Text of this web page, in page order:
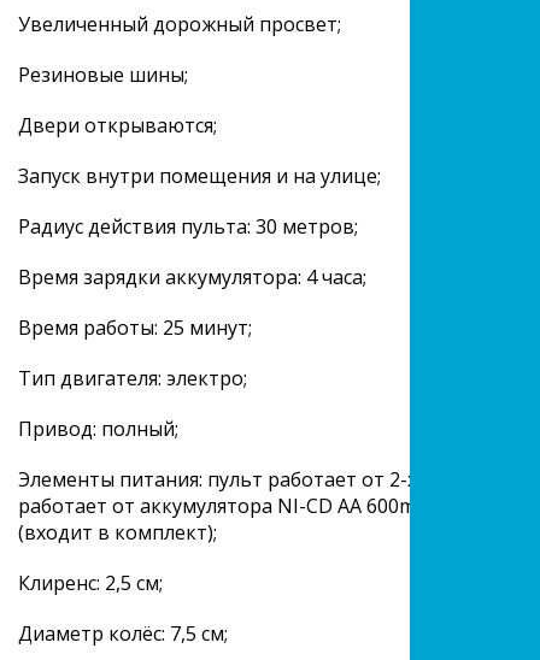
Увеличенный дорожный просвет;
Резиновые шины;
Двери открываются;
Запуск внутри помещения и на улице;
Радиус действия пульта: 30 метров;
Время зарядки аккумулятора: 4 часа;
Время работы: 25 минут;
Тип двигателя: электро;
Привод: полный;
Элементы питания: пульт работает от 2-х батареек
работает от аккумулятора NI-CD АА 600mAh на 4,8 V
(входит в комплект);
Клиренс: 2,5 см;
Диаметр колёс: 7,5 см;